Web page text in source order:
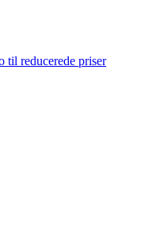
til reducerede priser